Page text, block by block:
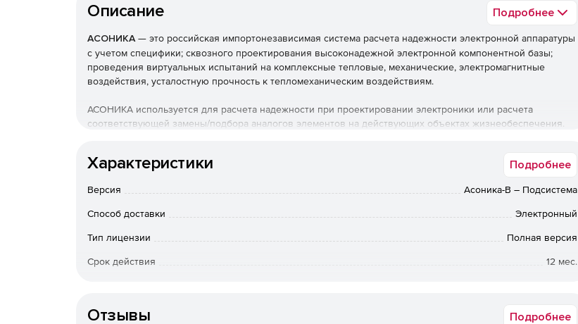
Описание Подробнее
АСОНИКА— это российская импортонезависимая система расчета надежности электронной аппаратуры
с учетом специфики; сквозного проектирования высоконадежной электронной компонентной базы;
проведения виртуальных испытаний на комплексные тепловые, механические, электромагнитные
воздействия, усталостную прочность к тепломеханическим воздействиям.
АСОНИКА используется для расчета надежности при проектировании электроники или расчета
соответствующей замены/подбора аналогов элементов на действующих объектах жизнеобеспечения.
промышленность, робототехника, телекоммуникации,
медицинское приборостроение, потребительская электроника, строительство, бортовая электроника
Характеристики Подробнее
Версия Асоника-В – Подсистема
Способ доставки Электронный
Тип лицензии Полная версия
Срок действия 12 мес.
Отзывы Подробнее